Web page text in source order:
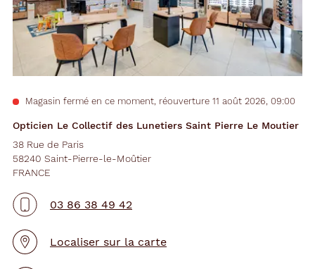
Opticien Le Collectif des Lunetiers Saint Pierre Le Moutier
Magasin fermé en ce moment, réouverture 11 août 2026, 09:00
38 Rue de Paris
58240 Saint-Pierre-le-Moûtier
FRANCE
03 86 38 49 42
Localiser sur la carte